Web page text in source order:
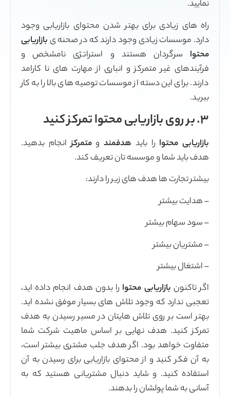
بهتر شدن محتوای بازاریابی وجود
وجود دارند که در صحنه یبازاریابی
و استراتژی نامشخص و
و انباری از مهارت های نا کارامد
از موسسات توصیه های بالا را به کار
هدفمندو متمرکز انجام بدهید.
تان تعریف کند.
زیر را دارند:
را بدون هدف انجام داده اید،
تلاش های بسیار موفق نشده اید.
هایتان در مسیر رسیدن به هدف
بر اساس ماهیت شرکت شما
اگر هدف جلب مشتری بیشتر است،
بازاریابی برای رسیدن به آن
دنبال مشتریانی هستید که به
را بدهند.